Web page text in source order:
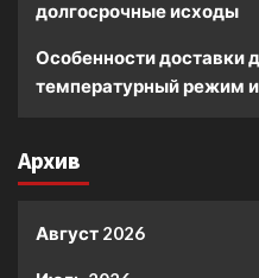
долгосрочные исходы
Особенности доставки
температурный режим
Архив
Август 2026